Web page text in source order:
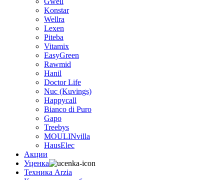
Konstar
Wellra
Lexen
Piteba
Vitamix
EasyGreen
Rawmid
Hanil
Doctor Life
Nuc (Kuvings)
Happycall
Bianco di Puro
Gapo
Treebys
MOULINvilla
HausElec
Акции
Уценка
Техника Arzia